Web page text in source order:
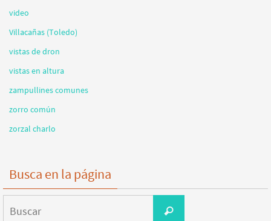
video
Villacañas (Toledo)
vistas de dron
vistas en altura
zampullines comunes
zorro común
zorzal charlo
Busca en la página
Buscar